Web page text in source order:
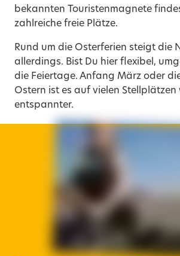
bekannten Touristenmagnete
zahlreiche freie Plätze.
Rund um die Osterferien steigt die
allerdings. Bist Du hier flexibel,
die Feiertage. Anfang März oder
Ostern ist es auf vielen Stellplätzen
entspannter.